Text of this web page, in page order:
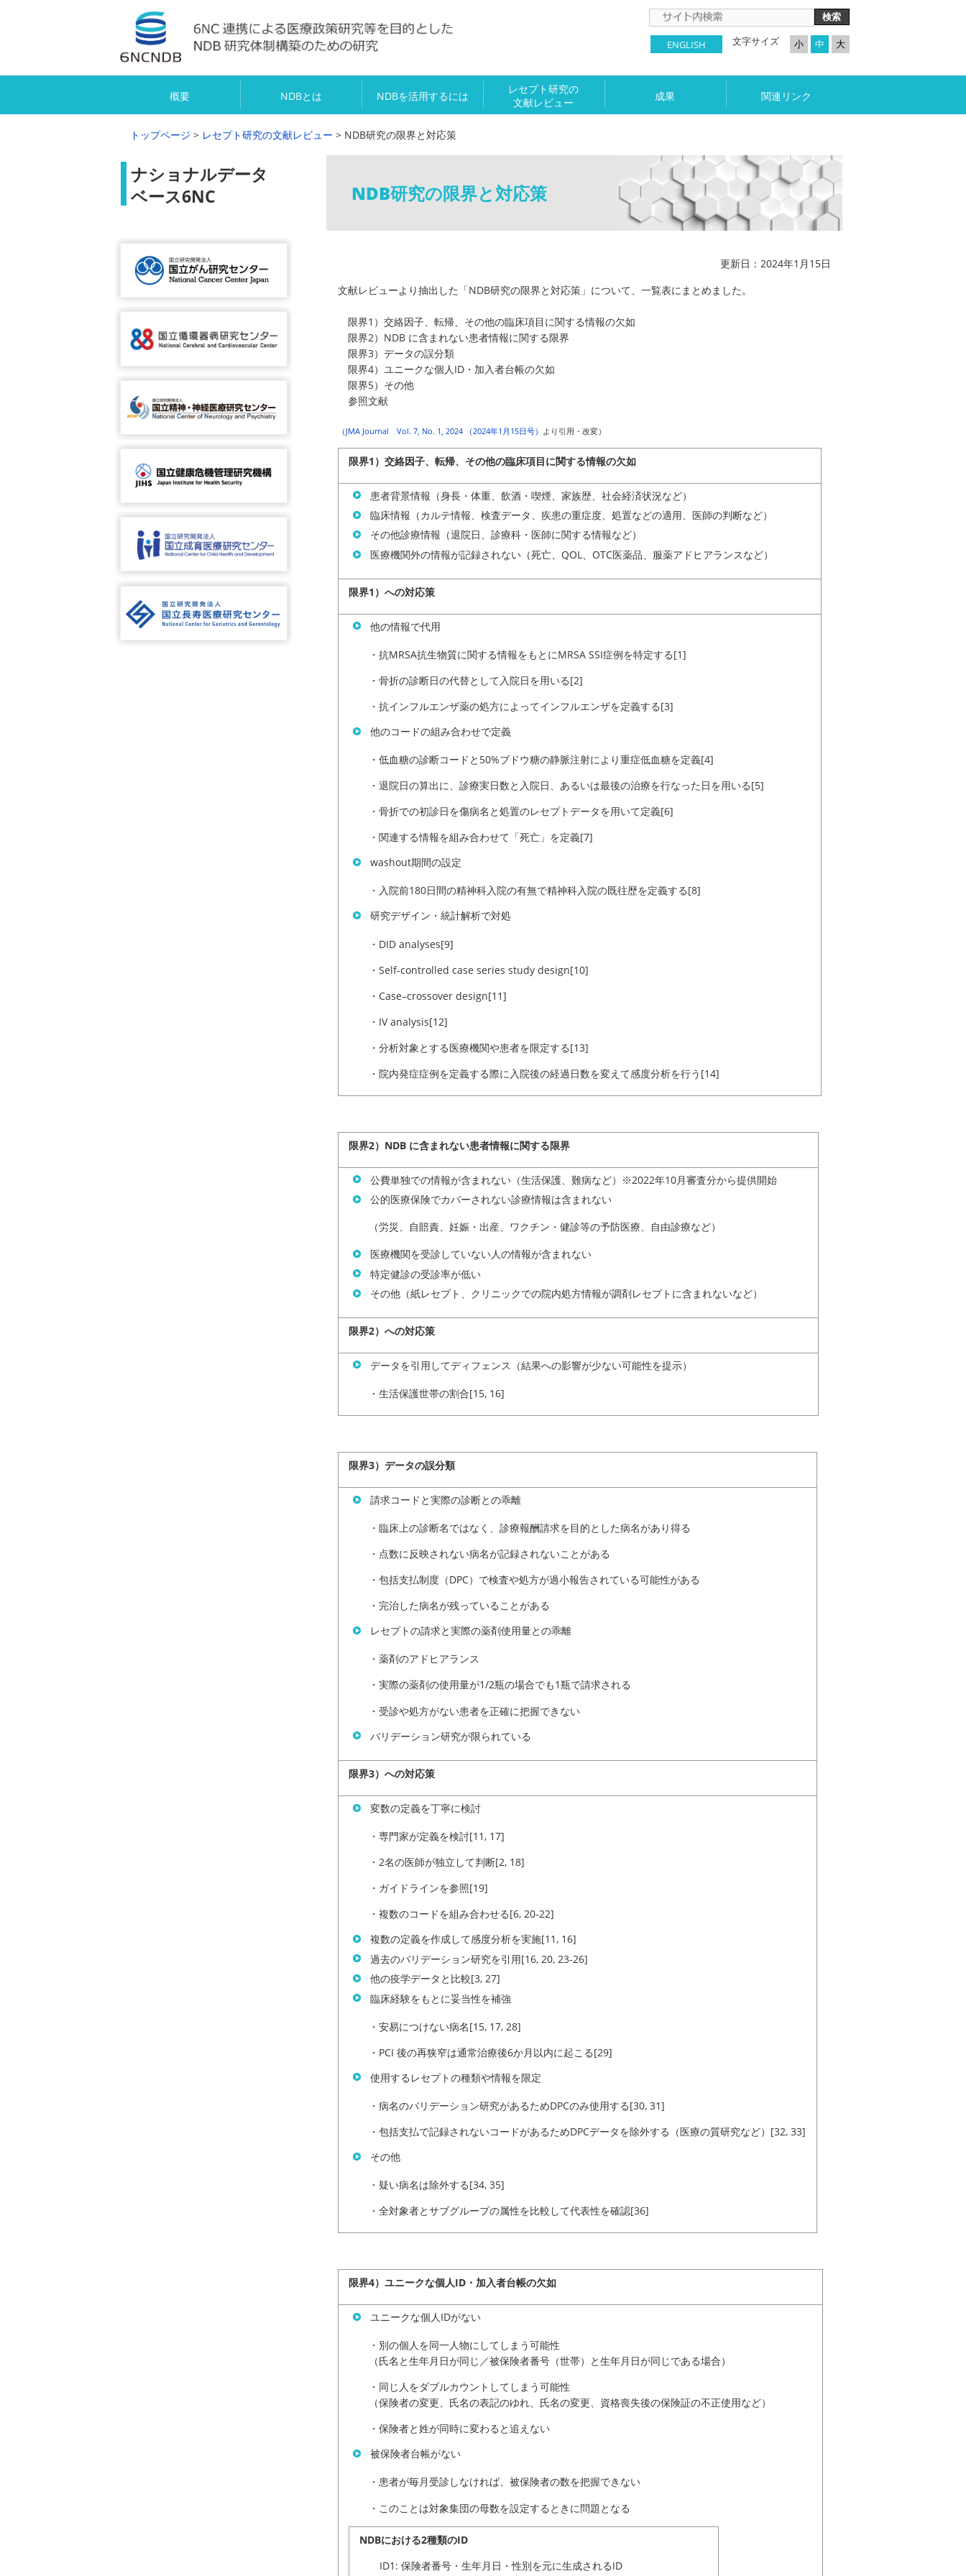
ENGLISH 文字サイズ 小 中 大
概要 NDBとは NDBを活用するには
レセプト研究の
文献レビュー
成果 関連リンク
トップページ > レセプト研究の文献レビュー > NDB研究の限界と対応策
NDB研究の限界と対応策
更新日：2024年1月15日
文献レビューより抽出した「NDB研究の限界と対応策」について、一覧表にまとめました。
限界1）交絡因子、転帰、その他の臨床項目に関する情報の欠如
限界2）NDB に含まれない患者情報に関する限界
限界3）データの誤分類
限界4）ユニークな個人ID・加入者台帳の欠如
限界5）その他
参照文献
（ JMA Journal Vol. 7, No. 1, 2024 （2024年1月15日号） より引用・改変）
限界1）交絡因子、転帰、その他の臨床項目に関する情報の欠如
患者背景情報（身長・体重、飲酒・喫煙、家族歴、社会経済状況など）
臨床情報（カルテ情報、検査データ、疾患の重症度、処置などの適用、医師の判断など）
その他診療情報（退院日、診療科・医師に関する情報など）
医療機関外の情報が記録されない（死亡、QOL、OTC医薬品、服薬アドヒアランスなど）
限界1）への対応策
他の情報で代用
・抗MRSA抗生物質に関する情報をもとにMRSA SSI症例を特定する[1]
・骨折の診断日の代替として入院日を用いる[2]
・抗インフルエンザ薬の処方によってインフルエンザを定義する[3]
他のコードの組み合わせで定義
・低血糖の診断コードと50%ブドウ糖の静脈注射により重症低血糖を定義[4]
・退院日の算出に、診療実日数と入院日、あるいは最後の治療を行なった日を用いる[5]
・骨折での初診日を傷病名と処置のレセプトデータを用いて定義[6]
・関連する情報を組み合わせて「死亡」を定義[7]
washout期間の設定
・入院前180日間の精神科入院の有無で精神科入院の既往歴を定義する[8]
研究デザイン・統計解析で対処
・DID analyses[9]
・Self-controlled case series study design[10]
・Case–crossover design[11]
・IV analysis[12]
・分析対象とする医療機関や患者を限定する[13]
・院内発症症例を定義する際に入院後の経過日数を変えて感度分析を行う[14]
限界2）NDB に含まれない患者情報に関する限界
公費単独での情報が含まれない（生活保護、難病など）※2022年10月審査分から提供開始
公的医療保険でカバーされない診療情報は含まれない
（労災、自賠責、妊娠・出産、ワクチン・健診等の予防医療、自由診療など）
医療機関を受診していない人の情報が含まれない
特定健診の受診率が低い
その他（紙レセプト、クリニックでの院内処方情報が調剤レセプトに含まれないなど）
限界2）への対応策
データを引用してディフェンス（結果への影響が少ない可能性を提示）
・生活保護世帯の割合[15, 16]
限界3）データの誤分類
請求コードと実際の診断との乖離
・臨床上の診断名ではなく、診療報酬請求を目的とした病名があり得る
・点数に反映されない病名が記録されないことがある
・包括支払制度（DPC）で検査や処方が過小報告されている可能性がある
・完治した病名が残っていることがある
レセプトの請求と実際の薬剤使用量との乖離
・薬剤のアドヒアランス
・実際の薬剤の使用量が1/2瓶の場合でも1瓶で請求される
・受診や処方がない患者を正確に把握できない
バリデーション研究が限られている
限界3）への対応策
変数の定義を丁寧に検討
・専門家が定義を検討[11, 17]
・2名の医師が独立して判断[2, 18]
・ガイドラインを参照[19]
・複数のコードを組み合わせる[6, 20-22]
複数の定義を作成して感度分析を実施[11, 16]
過去のバリデーション研究を引用[16, 20, 23-26]
他の疫学データと比較[3, 27]
臨床経験をもとに妥当性を補強
・安易につけない病名[15, 17, 28]
・PCI 後の再狭窄は通常治療後6か月以内に起こる[29]
使用するレセプトの種類や情報を限定
・病名のバリデーション研究があるためDPCのみ使用する[30, 31]
・包括支払で記録されないコードがあるためDPCデータを除外する（医療の質研究など）[32, 33]
その他
・疑い病名は除外する[34, 35]
・全対象者とサブグループの属性を比較して代表性を確認[36]
限界4）ユニークな個人ID・加入者台帳の欠如
ユニークな個人IDがない
・別の個人を同一人物にしてしまう可能性
（氏名と生年月日が同じ／被保険者番号（世帯）と生年月日が同じである場合）
・同じ人をダブルカウントしてしまう可能性
（保険者の変更、氏名の表記のゆれ、氏名の変更、資格喪失後の保険証の不正使用など）
・保険者と姓が同時に変わると追えない
被保険者台帳がない
・患者が毎月受診しなければ、被保険者の数を把握できない
・このことは対象集団の母数を設定するときに問題となる
NDBにおける2種類のID
ID1: 保険者番号・生年月日・性別を元に生成されるID
ナショナルデータ
ベース6NC